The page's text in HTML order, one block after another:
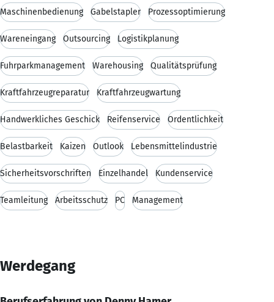
Maschinenbedienung Gabelstapler Prozessoptimierung
Wareneingang Outsourcing Logistikplanung
Fuhrparkmanagement Warehousing Qualitätsprüfung
Kraftfahrzeugreparatur Kraftfahrzeugwartung
Handwerkliches Geschick Reifenservice Ordentlichkeit
Belastbarkeit Kaizen Outlook Lebensmittelindustrie
Sicherheitsvorschriften Einzelhandel Kundenservice
Teamleitung Arbeitsschutz PC Management
Werdegang